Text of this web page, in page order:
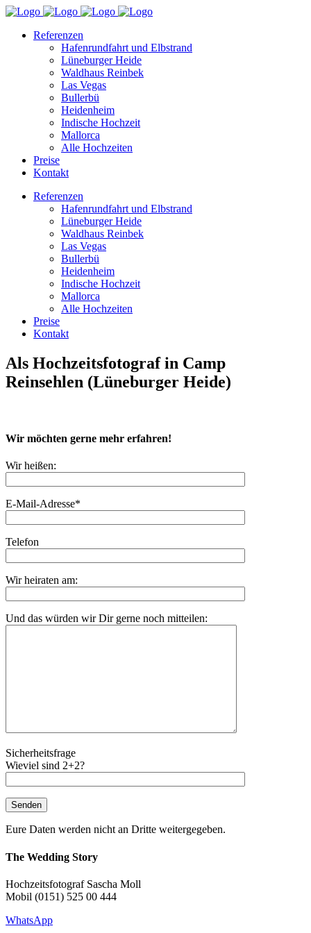
Referenzen
Hafenrundfahrt und Elbstrand
Lüneburger Heide
Waldhaus Reinbek
Las Vegas
Bullerbü
Heidenheim
Indische Hochzeit
Mallorca
Alle Hochzeiten
Preise
Kontakt
Referenzen
Hafenrundfahrt und Elbstrand
Lüneburger Heide
Waldhaus Reinbek
Las Vegas
Bullerbü
Heidenheim
Indische Hochzeit
Mallorca
Alle Hochzeiten
Preise
Kontakt
Als Hochzeitsfotograf in Camp
Reinsehlen (Lüneburger Heide)
Wir möchten gerne mehr erfahren!
Wir heißen:
E-Mail-Adresse*
Telefon
Wir heiraten am:
Und das würden wir Dir gerne noch mitteilen:
Sicherheitsfrage
Wieviel sind 2+2?
Eure Daten werden nicht an Dritte weitergegeben.
The Wedding Story
Hochzeitsfotograf Sascha Moll
Mobil (0151) 525 00 444
WhatsApp